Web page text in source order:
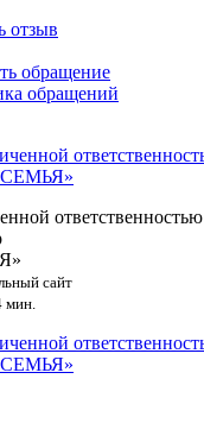
отзыв
обращение
обращений
ответственностью
сайт
мин.